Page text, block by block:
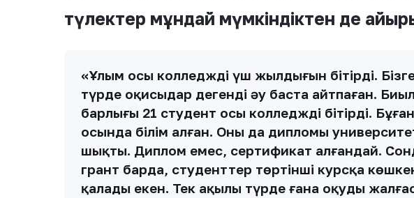
түлектер мұндай мүмкіндіктен де
«Ұлым осы колледждің үш жылдығын бітірді.
түрде оқисыңдар дегенді әу баста айтпаған.
барлығы 21 студент осы колледжді бітірді.
осында білім алған. Оның да дипломы
шықты. Диплом емес, сертификат алғандай.
грант барда, студенттер төртінші курсқа
қалады екен. Тек ақылы түрде ғана оқуды